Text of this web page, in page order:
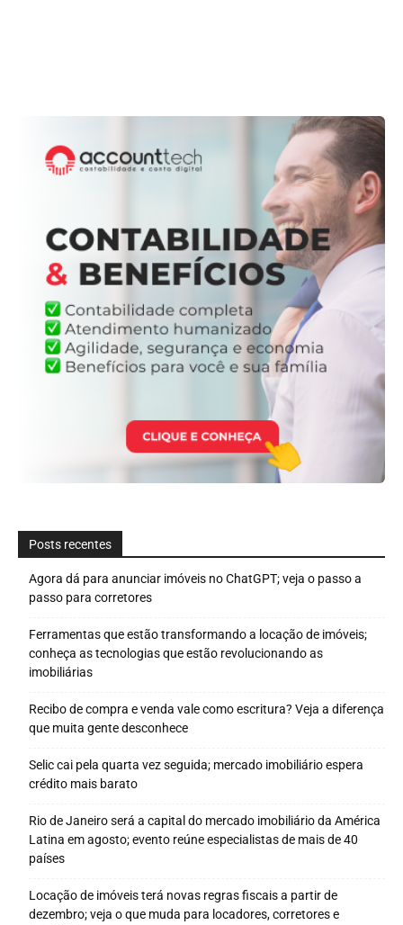
Posts recentes
Agora dá para anunciar imóveis no ChatGPT; veja o passo a
passo para corretores
Ferramentas que estão transformando a locação de imóveis;
conheça as tecnologias que estão revolucionando as
imobiliárias
Recibo de compra e venda vale como escritura? Veja a diferença
que muita gente desconhece
Selic cai pela quarta vez seguida; mercado imobiliário espera
crédito mais barato
Rio de Janeiro será a capital do mercado imobiliário da América
Latina em agosto; evento reúne especialistas de mais de 40
países
Locação de imóveis terá novas regras fiscais a partir de
dezembro; veja o que muda para locadores, corretores e